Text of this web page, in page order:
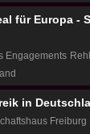
für Europa -
Engagements
in
Freiburg